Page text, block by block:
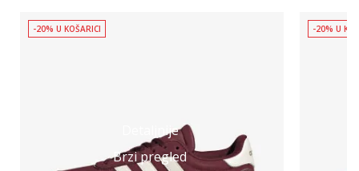
Detaljnije
Brzi pregled
-20% U KOŠARICI -20% U